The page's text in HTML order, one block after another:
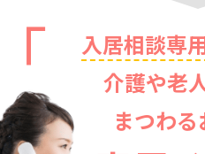
入居相談専
介護や老
まつわ